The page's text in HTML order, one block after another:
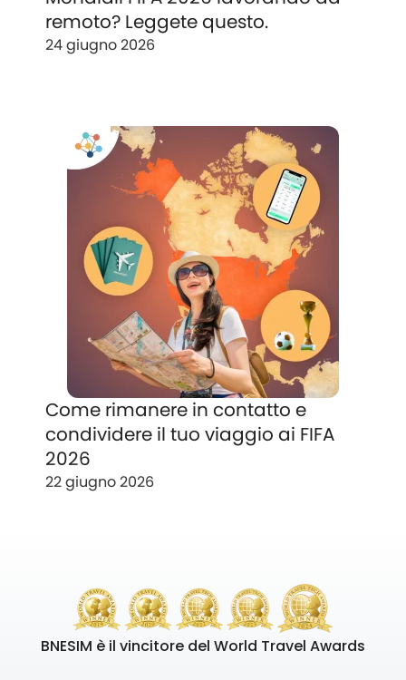
remoto? Leggete questo.
24 giugno 2026
Come rimanere in contatto e
condividere il tuo viaggio ai FIFA
2026
22 giugno 2026
BNESIM è il vincitore del World Travel Awards